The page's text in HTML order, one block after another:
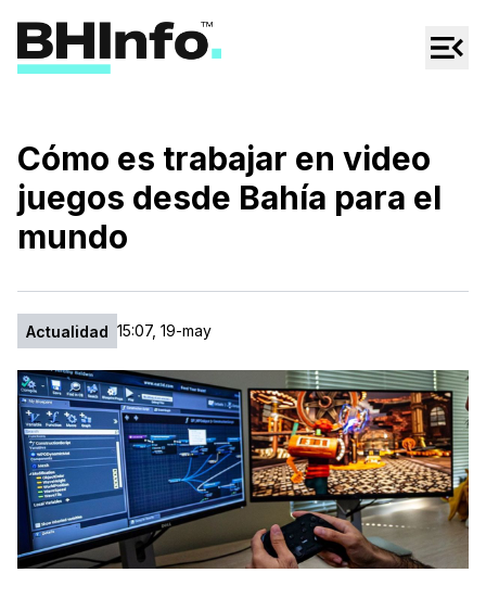
Regionales
Espectáculos
Tecno
Cómo es trabajar en video
juegos desde Bahía para el
mundo
Actualidad 15:07, 19-may